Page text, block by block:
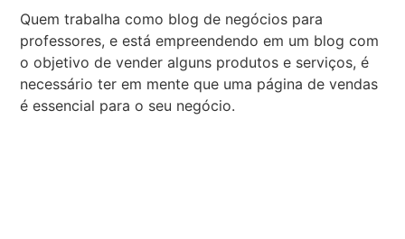
Quem trabalha como blog de negócios para
professores, e está empreendendo em um blog com
o objetivo de vender alguns produtos e serviços, é
necessário ter em mente que uma página de vendas
é essencial para o seu negócio.